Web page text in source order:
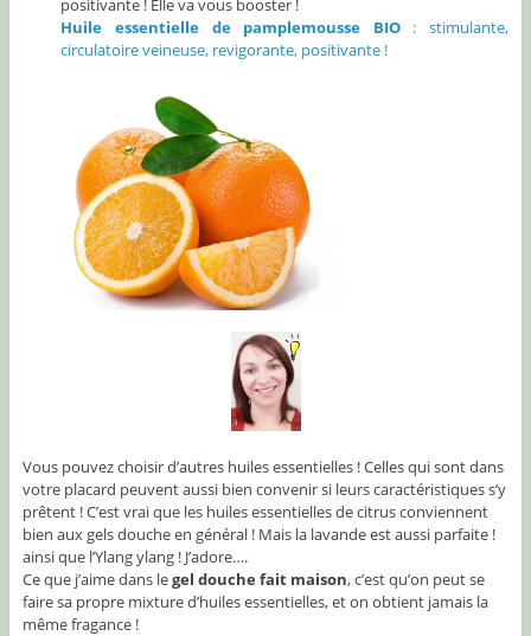
positivante ! Elle va vous booster !
Huile essentielle de pamplemousse BIO: stimulante,
circulatoire veineuse, revigorante, positivante !
Vous pouvez choisir d’autres huiles essentielles ! Celles qui sont dans
votre placard peuvent aussi bien convenir si leurs caractéristiques s’y
prêtent ! C’est vrai que les huiles essentielles de citrus conviennent
bien aux gels douche en général ! Mais la lavande est aussi parfaite !
ainsi que l’Ylang ylang ! J’adore….
Ce que j’aime dans legel douche fait maison, c’est qu’on peut se
faire sa propre mixture d’huiles essentielles, et on obtient jamais la
même fragance !